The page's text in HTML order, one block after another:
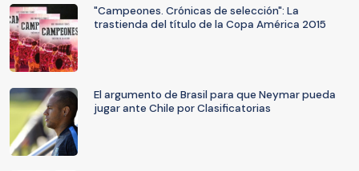
"Campeones. Crónicas de selección": La
trastienda del título de la Copa América 2015
El argumento de Brasil para que Neymar pueda
jugar ante Chile por Clasificatorias